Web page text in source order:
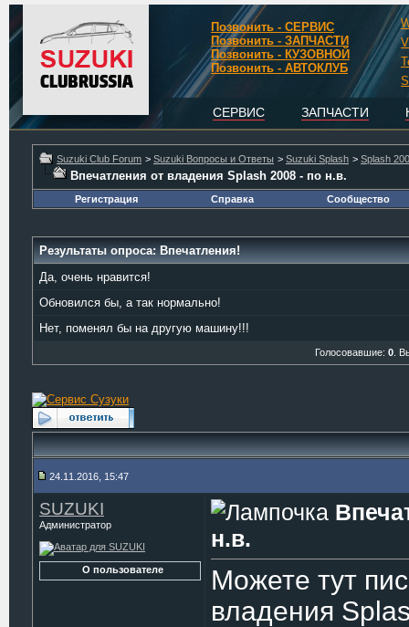
Позвонить - СЕРВИС
Позвонить - ЗАПЧАСТИ
Позвонить - КУЗОВНОЙ
Позвонить - АВТОКЛУБ
СЕРВИС ЗАПЧАСТИ
Suzuki Club Forum > Suzuki Вопросы и Ответы > Suzuki Splash > Splash
Впечатления от владения Splash 2008 - по н.в.
Регистрация Справка Сообщество
Результаты опроса: Впечатления!
Да, очень нравится!
Обновился бы, а так нормально!
Нет, поменял бы на другую машину!!!
Голосовавшие: 0 .
24.11.2016, 15:47
SUZUKI
Администратор
О пользователе
н.в.
Можете тут
владения